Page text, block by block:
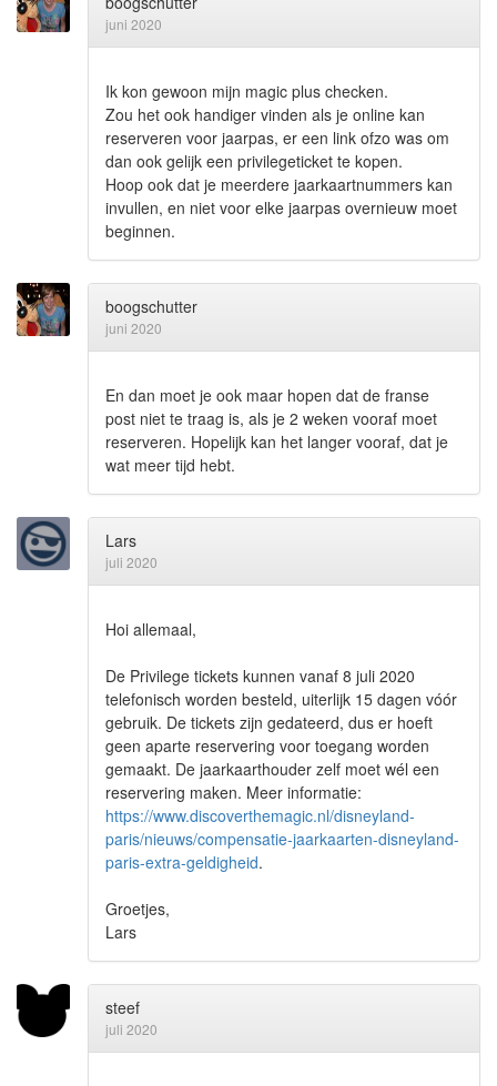
juni 2020
Ik kon gewoon mijn magic plus checken.
Zou het ook handiger vinden als je online kan
reserveren voor jaarpas, er een link ofzo was om
dan ook gelijk een privilegeticket te kopen.
Hoop ook dat je meerdere jaarkaartnummers kan
invullen, en niet voor elke jaarpas overnieuw moet
beginnen.
boogschutter
juni 2020
En dan moet je ook maar hopen dat de franse
post niet te traag is, als je 2 weken vooraf moet
reserveren. Hopelijk kan het langer vooraf, dat je
wat meer tijd hebt.
Lars
juli 2020
Hoi allemaal,
De Privilege tickets kunnen vanaf 8 juli 2020
telefonisch worden besteld, uiterlijk 15 dagen vóór
gebruik. De tickets zijn gedateerd, dus er hoeft
geen aparte reservering voor toegang worden
gemaakt. De jaarkaarthouder zelf moet wél een
reservering maken. Meer informatie:
https://www.discoverthemagic.nl/disneyland-
paris/nieuws/compensatie-jaarkaarten-disneyland-
paris-extra-geldigheid.
Groetjes,
Lars
steef
juli 2020